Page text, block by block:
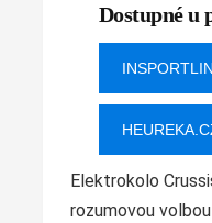
Dostupné u
Elektrokolo
rozumovou